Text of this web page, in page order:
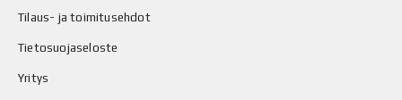
Tilaus- ja toimitusehdot
Tietosuojaseloste
Yritys